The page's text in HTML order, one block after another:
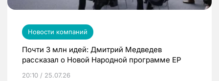
Новости компаний
Почти 3 млн идей: Дмитрий Медведев
рассказал о Новой Народной программе ЕР
20:10 / 25.07.26